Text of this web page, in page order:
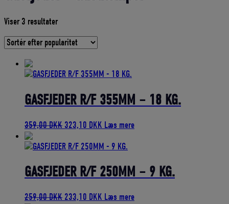
Viser 3 resultaterSorteret
gennemsnitlig
GASFJEDER R/F 355MM – 18 KG.
359,00DKK Den
pris
359,00 DKK.
323,10 DKK Den
pris
323,10 DKK.
Læs mere
GASFJEDER R/F 250MM – 9 KG.
259,00DKK Den
233,10 DKK Den
Læs mere